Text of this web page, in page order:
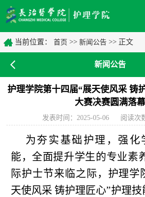
当前位置： 首页 >> 新闻公告 >> 正文
新闻公告
护理学院第十四届“展天使风采 铸
大赛决赛圆满落幕
发表时间：2025-05-06 阅读次
为夯实基础护理，强化
能，全面提升学生的专业素
际护士节来临之际，护理学
天使风采 铸护理匠心”护理